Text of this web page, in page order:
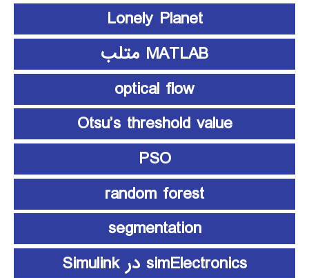
Lonely Planet
MATLAB متلب
optical flow
Otsu’s threshold value
PSO
random forest
segmentation
simElectronics در Simulink